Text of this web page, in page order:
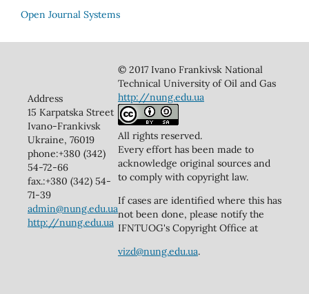
Open Journal Systems
Address
15 Karpatska Street
Ivano-Frankivsk
Ukraine, 76019
phone:+380 (342)
54-72-66
fax.:+380 (342) 54-
71-39
admin@nung.edu.ua
http://nung.edu.ua
© 2017 Ivano Frankivsk National
Technical University of Oil and Gas
http://nung.edu.ua
All rights reserved.
Every effort has been made to
acknowledge original sources and
to comply with copyright law.
If cases are identified where this has
not been done, please notify the
IFNTUOG's Copyright Office at
vizd@nung.edu.ua.